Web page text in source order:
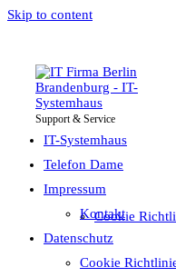
Skip to content
Support & Service
IT-Systemhaus
Datenschutz
Cookie
IT-Systemhaus
Telefon Dame
Impressum
Kontakt
Datenschutz
Cookie